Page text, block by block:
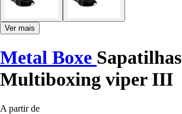
Ver mais
Metal Boxe Sapatilhas
Multiboxing viper III
A partir de